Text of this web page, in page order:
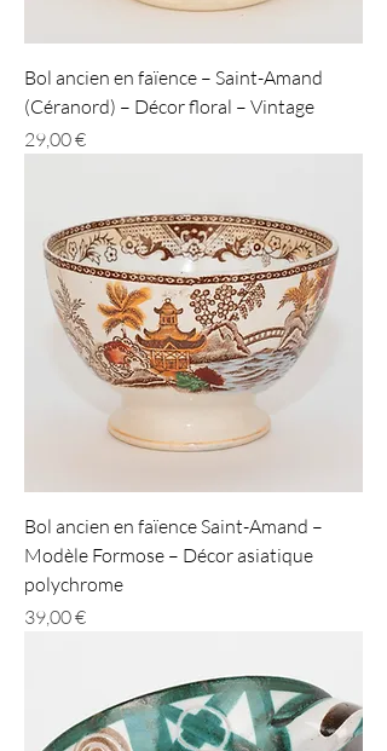
Bol ancien en faïence – Saint-Amand
(Céranord) – Décor floral – Vintage
Prix
29,00 €
Bol ancien en faïence Saint-Amand –
Modèle Formose – Décor asiatique
polychrome
Prix
39,00 €